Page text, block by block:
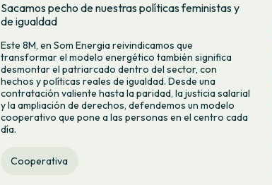
Sacamos pecho de nuestras políticas feministas y
de igualdad
Este 8M, en Som Energia reivindicamos que
transformar el modelo energético también significa
desmontar el patriarcado dentro del sector, con
hechos y políticas reales de igualdad. Desde una
contratación valiente hasta la paridad, la justicia salarial
y la ampliación de derechos, defendemos un modelo
cooperativo que pone a las personas en el centro cada
día.
Cooperativa